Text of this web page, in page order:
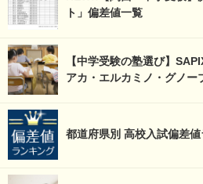
ト」偏差値一覧
【中学受験の塾選び】
アカ・エルカミノ・グノー
都道府県別 高校入試偏差